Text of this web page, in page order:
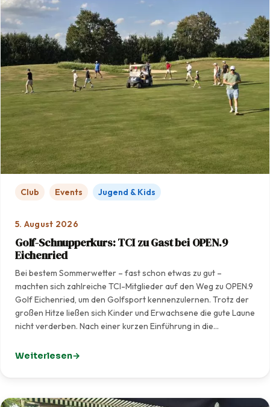
Club Events Jugend & Kids
5. August 2026
Golf-Schnupperkurs: TCI zu Gast bei OPEN.9
Eichenried
Bei bestem Sommerwetter – fast schon etwas zu gut –
machten sich zahlreiche TCI-Mitglieder auf den Weg zu OPEN.9
Golf Eichenried, um den Golfsport kennenzulernen. Trotz der
großen Hitze ließen sich Kinder und Erwachsene die gute Laune
nicht verderben. Nach einer kurzen Einführung in die…
Weiterlesen
: Golf-Schnupperkurs: TCI zu Gast bei OPEN.9